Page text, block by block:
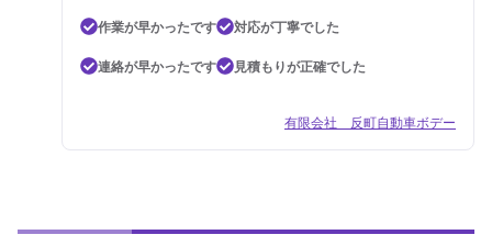
作業が早かったです
対応が丁寧でした
連絡が早かったです
見積もりが正確でした
有限会社 反町自動車ボデー